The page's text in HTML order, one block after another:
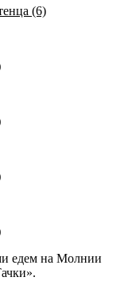
едем на Молнии